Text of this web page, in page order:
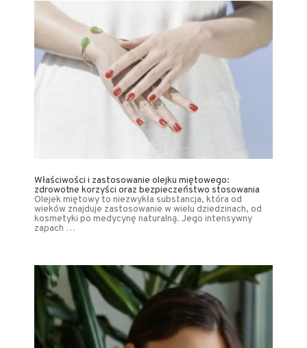
Właściwości i zastosowanie olejku miętowego:
zdrowotne korzyści oraz bezpieczeństwo stosowania
Olejek miętowy to niezwykła substancja, która od
wieków znajduje zastosowanie w wielu dziedzinach, od
kosmetyki po medycynę naturalną. Jego intensywny
zapach …